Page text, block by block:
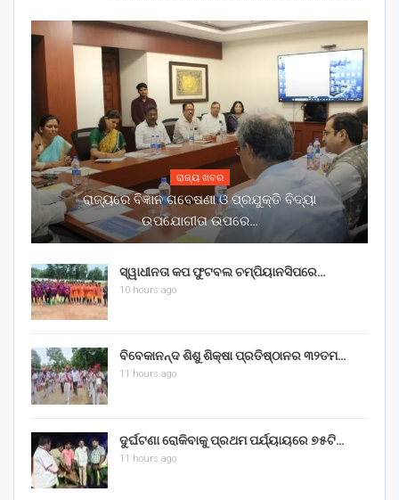
ରାଜ୍ୟ ଖବର
ରାଜ୍ୟରେ ବିଜ୍ଞାନ ଗବେଷଣା ଓ ପ୍ରଯୁକ୍ତି ବିଦ୍ୟା
ଉପଯୋଗୀତା ଉପରେ…
ସ୍ୱାଧୀନତା କପ ଫୁଟବଲ ଚମ୍ପିୟାନସିପରେ…
10 hours ago
ବିବେକାନନ୍ଦ ଶିଶୁ ଶିକ୍ଷା ପ୍ରତିଷ୍ଠାନର ୩୨ତମ…
11 hours ago
ଦୁର୍ଘଟଣା ରୋକିବାକୁ ପ୍ରଥମ ପର୍ଯ୍ୟାୟରେ ୭୫ଟି…
11 hours ago